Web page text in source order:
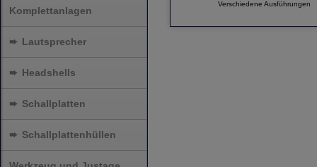
Komplettanlagen
➨ Lautsprecher
➨ Headshells
➨ Schallplatten
➨ Schallplattenhüllen
Verschiedene Ausführungen